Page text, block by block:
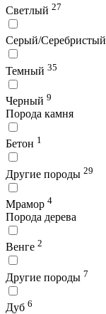
Светлый 27
Серый/Серебристый
Темный 35
Черный 9
Порода камня
Бетон 1
Другие породы 29
Мрамор 4
Порода дерева
Венге 2
Другие породы 7
Дуб 6